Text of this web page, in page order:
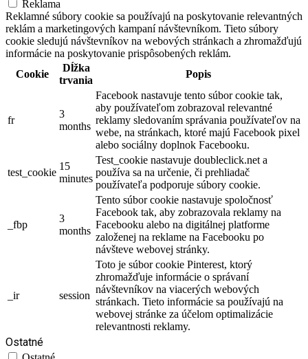
Reklama
Reklamné súbory cookie sa používajú na poskytovanie relevantných
reklám a marketingových kampaní návštevníkom. Tieto súbory
cookie sledujú návštevníkov na webových stránkach a zhromažďujú
informácie na poskytovanie prispôsobených reklám.
Cookie
Dĺžka
trvania
Popis
fr
3
months
Facebook nastavuje tento súbor cookie tak,
aby používateľom zobrazoval relevantné
reklamy sledovaním správania používateľov na
webe, na stránkach, ktoré majú Facebook pixel
alebo sociálny doplnok Facebooku.
test_cookie
15
minutes
Test_cookie nastavuje doubleclick.net a
používa sa na určenie, či prehliadač
používateľa podporuje súbory cookie.
_fbp
3
months
Tento súbor cookie nastavuje spoločnosť
Facebook tak, aby zobrazovala reklamy na
Facebooku alebo na digitálnej platforme
založenej na reklame na Facebooku po
návšteve webovej stránky.
_ir session
Toto je súbor cookie Pinterest, ktorý
zhromažďuje informácie o správaní
návštevníkov na viacerých webových
stránkach. Tieto informácie sa používajú na
webovej stránke za účelom optimalizácie
relevantnosti reklamy.
Ostatné